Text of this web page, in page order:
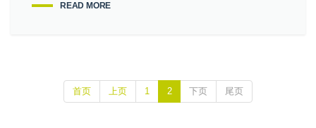
READ MORE
首页 上页 1 2 下页 尾页